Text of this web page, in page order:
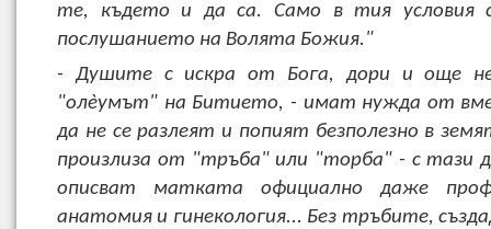
те, където и да са. Само в тия условия
послушанието на Волята Божия."
- Душите с искра от Бога, дори и още
"олѐумът" на Битието, - имат нужда от
да не се разлеят и попият безполезно в
произлиза от "тръба" или "торба" - с тази
описват матката официално даже
анатомия и гинекология... Без тръбите,